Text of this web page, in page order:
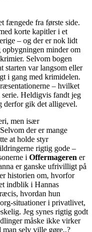
fængede fra første side.
korte kapitler i et
– og der er nok lidt
minder om
Selvom bogen
starten var langsom eller
i gang med krimidelen.
– hvilket
Heldigvis fandt jeg
derfor gik det alligevel.
men især
der er mange
at holde styr
rigtig gode –
i Offermageren er
er ganske ufrivilligt på
historien om, hvorfor
indblik i Hannas
hvordan hun
situationer i privatlivet,
Jeg synes rigtig godt
måske ikke virker
selv ville gøre..?